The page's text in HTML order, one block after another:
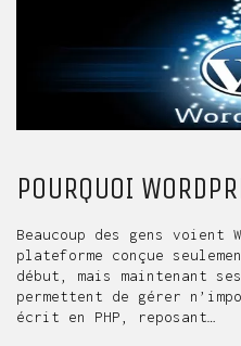
POURQUOI
Beaucoup des gens voient
plateforme conçue
début, mais maintenant
permettent de gérer
écrit en PHP, reposant…